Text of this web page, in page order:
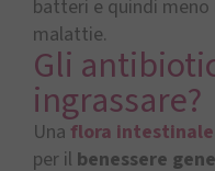
batteri e quindi
malattie.
Gli
ingrassare?
Una flora intestinale
per il benessere